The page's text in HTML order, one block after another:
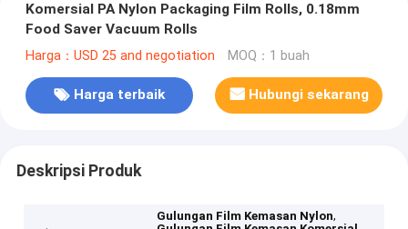
Komersial PA Nylon Packaging Film Rolls, 0.18mm
Food Saver Vacuum Rolls
Harga：USD 25 and negotiation MOQ：1 buah
Harga terbaik Hubungi sekarang
Deskripsi Produk
Gulungan Film Kemasan Nylon,